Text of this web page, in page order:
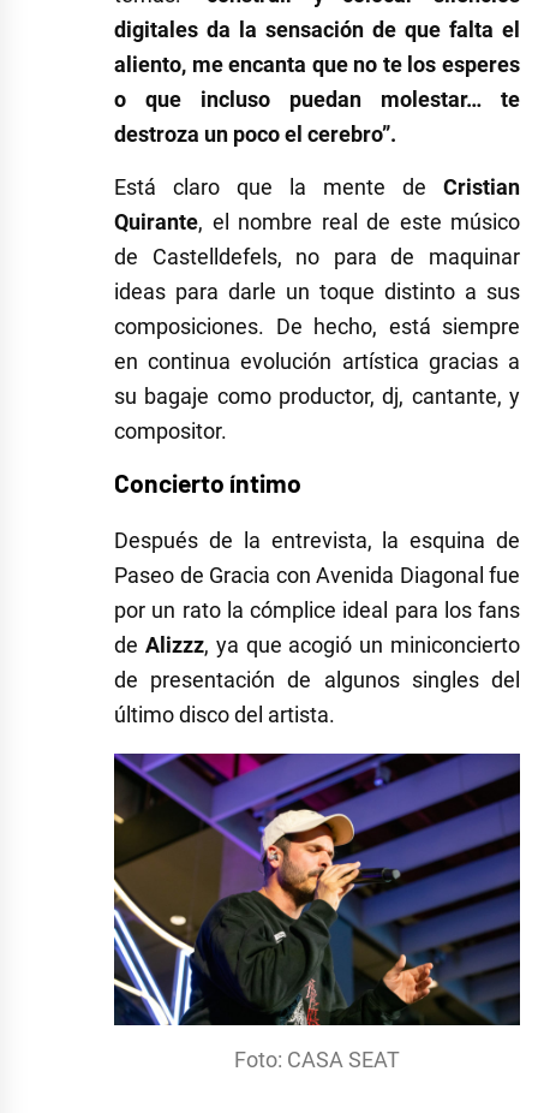
digitales da la sensación de que falta el
aliento, me encanta que no te los esperes
o que incluso puedan molestar… te
destroza un poco el cerebro”.
Está claro que la mente de Cristian
Quirante, el nombre real de este músico
de Castelldefels, no para de maquinar
ideas para darle un toque distinto a sus
composiciones. De hecho, está siempre
en continua evolución artística gracias a
su bagaje como productor, dj, cantante, y
compositor.
Concierto íntimo
Después de la entrevista, la esquina de
Paseo de Gracia con Avenida Diagonal fue
por un rato la cómplice ideal para los fans
de Alizzz, ya que acogió un miniconcierto
de presentación de algunos singles del
último disco del artista.
Foto: CASA SEAT